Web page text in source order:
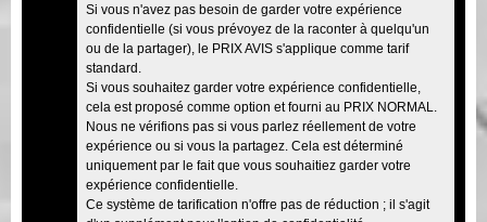
Si vous n'avez pas besoin de garder votre expérience
confidentielle (si vous prévoyez de la raconter à quelqu'un
ou de la partager), le PRIX AVIS s'applique comme tarif
standard.
Si vous souhaitez garder votre expérience confidentielle,
cela est proposé comme option et fourni au PRIX NORMAL.
Nous ne vérifions pas si vous parlez réellement de votre
expérience ou si vous la partagez. Cela est déterminé
uniquement par le fait que vous souhaitiez garder votre
expérience confidentielle.
Ce système de tarification n'offre pas de réduction ; il s'agit